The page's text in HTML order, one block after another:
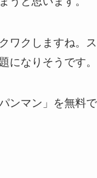
ワクしますね。
になりそうです。
ンマン」を無料